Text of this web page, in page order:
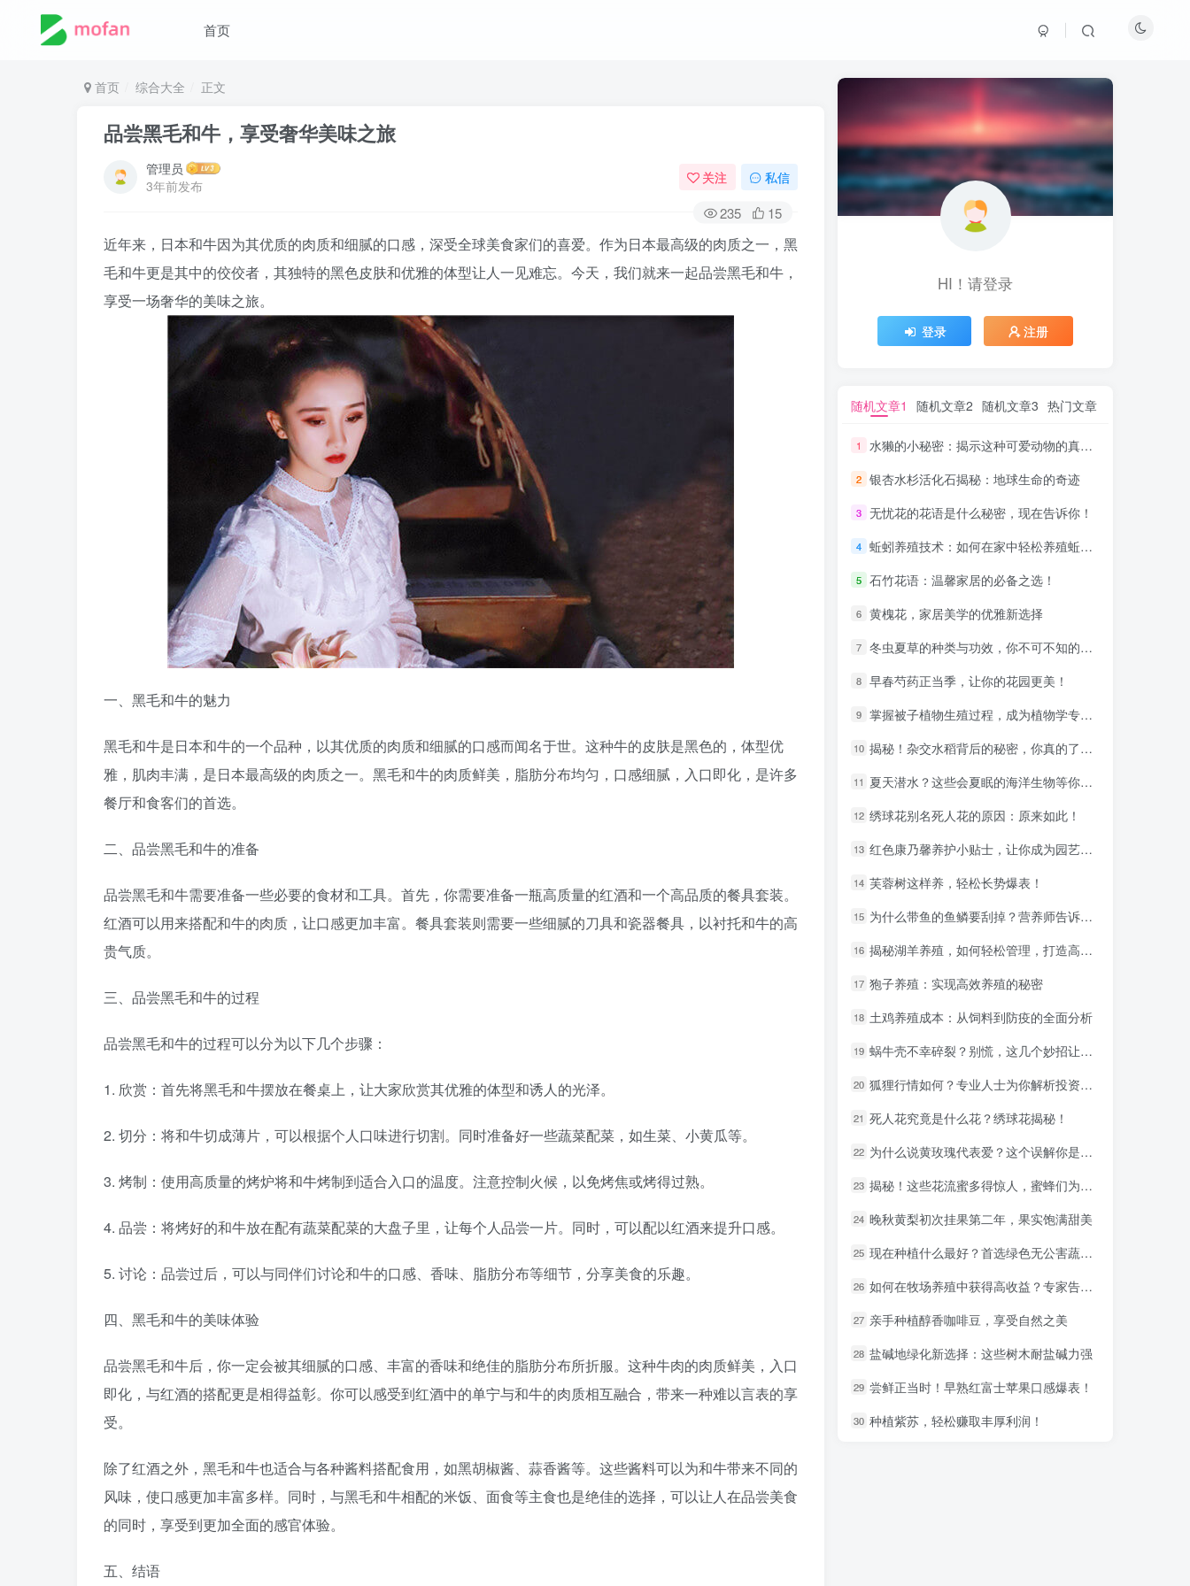
首页
首页 综合大全 正文
品尝黑毛和牛，享受奢华美味之旅
管理员
3年前发布
关注 私信
235 15
近年来，日本和牛因为其优质的肉质和细腻的口感，深受全球美食家们的喜爱。作为日本最高级的肉质之一，黑
毛和牛更是其中的佼佼者，其独特的黑色皮肤和优雅的体型让人一见难忘。今天，我们就来一起品尝黑毛和牛，
享受一场奢华的美味之旅。
一、黑毛和牛的魅力
黑毛和牛是日本和牛的一个品种，以其优质的肉质和细腻的口感而闻名于世。这种牛的皮肤是黑色的，体型优
雅，肌肉丰满，是日本最高级的肉质之一。黑毛和牛的肉质鲜美，脂肪分布均匀，口感细腻，入口即化，是许多
餐厅和食客们的首选。
二、品尝黑毛和牛的准备
品尝黑毛和牛需要准备一些必要的食材和工具。首先，你需要准备一瓶高质量的红酒和一个高品质的餐具套装。
红酒可以用来搭配和牛的肉质，让口感更加丰富。餐具套装则需要一些细腻的刀具和瓷器餐具，以衬托和牛的高
贵气质。
三、品尝黑毛和牛的过程
品尝黑毛和牛的过程可以分为以下几个步骤：
1. 欣赏：首先将黑毛和牛摆放在餐桌上，让大家欣赏其优雅的体型和诱人的光泽。
2. 切分：将和牛切成薄片，可以根据个人口味进行切割。同时准备好一些蔬菜配菜，如生菜、小黄瓜等。
3. 烤制：使用高质量的烤炉将和牛烤制到适合入口的温度。注意控制火候，以免烤焦或烤得过熟。
4. 品尝：将烤好的和牛放在配有蔬菜配菜的大盘子里，让每个人品尝一片。同时，可以配以红酒来提升口感。
5. 讨论：品尝过后，可以与同伴们讨论和牛的口感、香味、脂肪分布等细节，分享美食的乐趣。
四、黑毛和牛的美味体验
品尝黑毛和牛后，你一定会被其细腻的口感、丰富的香味和绝佳的脂肪分布所折服。这种牛肉的肉质鲜美，入口
即化，与红酒的搭配更是相得益彰。你可以感受到红酒中的单宁与和牛的肉质相互融合，带来一种难以言表的享
受。
除了红酒之外，黑毛和牛也适合与各种酱料搭配食用，如黑胡椒酱、蒜香酱等。这些酱料可以为和牛带来不同的
风味，使口感更加丰富多样。同时，与黑毛和牛相配的米饭、面食等主食也是绝佳的选择，可以让人在品尝美食
的同时，享受到更加全面的感官体验。
五、结语
HI！请登录
登录 注册
随机文章1 随机文章2 随机文章3 热门文章
1 水獭的小秘密：揭示这种可爱动物的真实身份！
2 银杏水杉活化石揭秘：地球生命的奇迹
3 无忧花的花语是什么秘密，现在告诉你！
4 蚯蚓养殖技术：如何在家中轻松养殖蚯蚓并利用其价值
5 石竹花语：温馨家居的必备之选！
6 黄槐花，家居美学的优雅新选择
7 冬虫夏草的种类与功效，你不可不知的秘密！
8 早春芍药正当季，让你的花园更美！
9 掌握被子植物生殖过程，成为植物学专家！
10 揭秘！杂交水稻背后的秘密，你真的了解吗？
11 夏天潜水？这些会夏眠的海洋生物等你探索！
12 绣球花别名死人花的原因：原来如此！
13 红色康乃馨养护小贴士，让你成为园艺达人
14 芙蓉树这样养，轻松长势爆表！
15 为什么带鱼的鱼鳞要刮掉？营养师告诉你真相！
16 揭秘湖羊养殖，如何轻松管理，打造高收益！
17 狍子养殖：实现高效养殖的秘密
18 土鸡养殖成本：从饲料到防疫的全面分析
19 蜗牛壳不幸碎裂？别慌，这几个妙招让你轻松处理！
20 狐狸行情如何？专业人士为你解析投资前景！
21 死人花究竟是什么花？绣球花揭秘！
22 为什么说黄玫瑰代表爱？这个误解你是否有
23 揭秘！这些花流蜜多得惊人，蜜蜂们为之疯狂！
24 晚秋黄梨初次挂果第二年，果实饱满甜美
25 现在种植什么最好？首选绿色无公害蔬菜！
26 如何在牧场养殖中获得高收益？专家告诉你！
27 亲手种植醇香咖啡豆，享受自然之美
28 盐碱地绿化新选择：这些树木耐盐碱力强
29 尝鲜正当时！早熟红富士苹果口感爆表！
30 种植紫苏，轻松赚取丰厚利润！
HI！请登录
登录 注册
随机文章1 随机文章2 随机文章3 热门文章
1 水獭的小秘密：揭示这种可爱动物的真实身份！
2 银杏水杉活化石揭秘：地球生命的奇迹
3 无忧花的花语是什么秘密，现在告诉你！
4 蚯蚓养殖技术：如何在家中轻松养殖蚯蚓并利用其价值
5 石竹花语：温馨家居的必备之选！
6 黄槐花，家居美学的优雅新选择
7 冬虫夏草的种类与功效，你不可不知的秘密！
8 早春芍药正当季，让你的花园更美！
9 掌握被子植物生殖过程，成为植物学专家！
10 揭秘！杂交水稻背后的秘密，你真的了解吗？
11 夏天潜水？这些会夏眠的海洋生物等你探索！
12 绣球花别名死人花的原因：原来如此！
13 红色康乃馨养护小贴士，让你成为园艺达人
14 芙蓉树这样养，轻松长势爆表！
15 为什么带鱼的鱼鳞要刮掉？营养师告诉你真相！
16 揭秘湖羊养殖，如何轻松管理，打造高收益！
17 狍子养殖：实现高效养殖的秘密
18 土鸡养殖成本：从饲料到防疫的全面分析
19 蜗牛壳不幸碎裂？别慌，这几个妙招让你轻松处理！
20 狐狸行情如何？专业人士为你解析投资前景！
21 死人花究竟是什么花？绣球花揭秘！
22 为什么说黄玫瑰代表爱？这个误解你是否有
23 揭秘！这些花流蜜多得惊人，蜜蜂们为之疯狂！
24 晚秋黄梨初次挂果第二年，果实饱满甜美
25 现在种植什么最好？首选绿色无公害蔬菜！
26 如何在牧场养殖中获得高收益？专家告诉你！
27 亲手种植醇香咖啡豆，享受自然之美
28 盐碱地绿化新选择：这些树木耐盐碱力强
29 尝鲜正当时！早熟红富士苹果口感爆表！
30 种植紫苏，轻松赚取丰厚利润！